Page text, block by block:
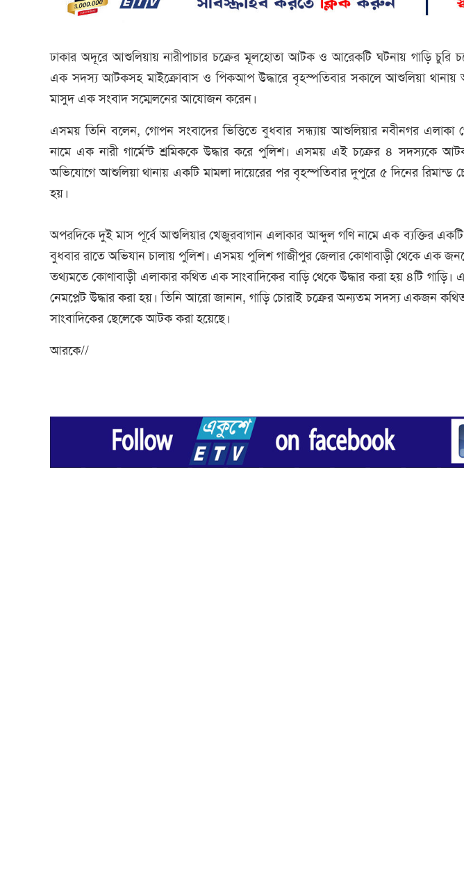
ঢাকার অদূরে আশুলিয়ায় নারীপাচার চক্রের মূলহোতা আটক ও আরেকটি ঘটনায় গাড়ি চুরি
এক সদস্য আটকসহ মাইক্রোবাস ও পিকআপ উদ্ধারে বৃহস্পতিবার সকালে আশুলিয়া থানায়
মাসুদ এক সংবাদ সম্মেলনের আযোজন করেন।
এসময় তিনি বলেন, গোপন সংবাদের ভিত্তিতে বুধবার সন্ধ্যায় আশুলিয়ার নবীনগর এলাকা
নামে এক নারী গার্মেন্ট শ্রমিককে উদ্ধার করে পুলিশ। এসময় এই চক্রের ৪ সদস্যকে
অভিযোগে আশুলিয়া থানায় একটি মামলা দায়েরের পর বৃহস্পতিবার দুপুরে ৫ দিনের রিমান্ড
হয়।
অপরদিকে দুই মাস পূর্বে আশুলিয়ার খেজুরবাগান এলাকার আব্দুল গণি নামে এক ব্যক্তির
বুধবার রাতে অভিযান চালায় পুলিশ। এসময় পুলিশ গাজীপুর জেলার কোণাবাড়ী থেকে এক
তথ্যমতে কোণাবাড়ী এলাকার কথিত এক সাংবাদিকের বাড়ি থেকে উদ্ধার করা হয় ৪টি
নেমপ্লেট উদ্ধার করা হয়। তিনি আরো জানান, গাড়ি চোরাই চক্রের অন্যতম সদস্য একজন
সাংবাদিকের ছেলেকে আটক করা হয়েছে।
আরকে//